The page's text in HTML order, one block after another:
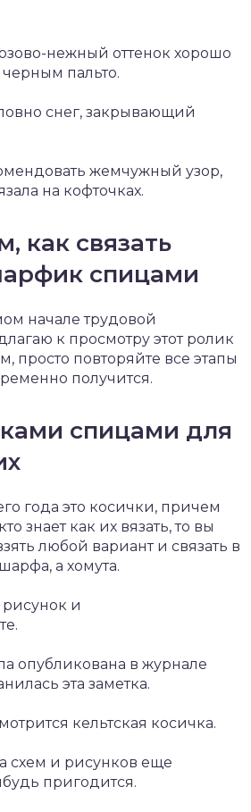
нежный оттенок хорошо
черным пальто.
снег, закрывающий
жемчужный узор,
на кофточках.
как связать
спицами
начале трудовой
к просмотру этот ролик
просто повторяйте все этапы
получится.
спицами для
года это косички, причем
знает как их вязать, то вы
любой вариант и связать в
а хомута.
и
опубликована в журнале
эта заметка.
кельтская косичка.
схем и рисунков еще
пригодится.